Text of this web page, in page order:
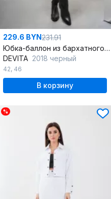
229.6 BYN231.91
Юбка-баллон из бархатного хлопка с карманами и резинкой
DEVITA 2018 черный
42, 46
В корзину
%